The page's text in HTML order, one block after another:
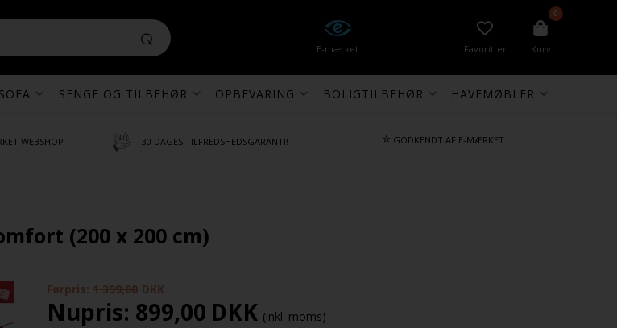
E-mærket Favoritter
0
Kurv
SOFA SENGE OG TILBEHØR OPBEVARING BOLIGTILBEHØR HAVEMØBLER
WEBSHOP 30 DAGES TILFREDSHEDSGARANTI! ⭐ GODKENDT AF E-MÆRKET
(200 x 200 cm)
Førpris: 1.399,00 DKK
Nupris: 899,00 DKK (inkl. moms)